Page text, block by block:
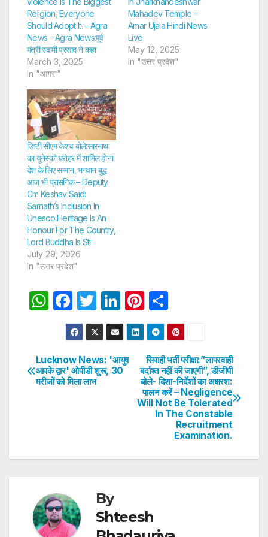
Religion, Everyone
Should Adopt It. – Agra
News – Agra News:पूर्व
मंत्री स्वामी प्रसाद ने कहा
March 3, 2025
In "आगरा"
Mahadev Temple –
Amar Ujala Hindi News
Live
May 12, 2025
In "उत्तर प्रदेश"
डिप्टी सीएम केशव बोले:सारनाथ
का यूनेस्को धरोहर में शामिल होना
देश के लिए सम्मान, भगवान बुद्ध
आज भी प्रासंगिक – Deputy
Cm Keshav Said:
Sarnath’s Inclusion In
Unesco Heritage Is An
Honour For The Country,
Lord Buddha Is Sti
July 29, 2026
In "उत्तर प्रदेश"
W
s
A
F
a
c
e
b
T
w
itt
er
Li
n
k
e
dI
Pi
nt
er
e
st
h
ar
e
Post
navigation
सिपाही भर्ती परीक्षा:”लापरवाही
बर्दाश्त नहीं की जाएगी”, डीजीपी
बोले- दिशा-निर्देशों का अक्षरश:
पालन करें – Negligence
Will Not Be Tolerated
In The Constable
Recruitment
Examination.
Lucknow News: 'आयुष
आपके द्वार' ओपीडी शुरू, 30
मरीजों को मिला लाभ
By
Shteesh